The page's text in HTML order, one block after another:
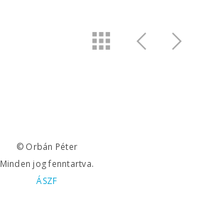
© Orbán Péter
Minden jog fenntartva.
ÁSZF